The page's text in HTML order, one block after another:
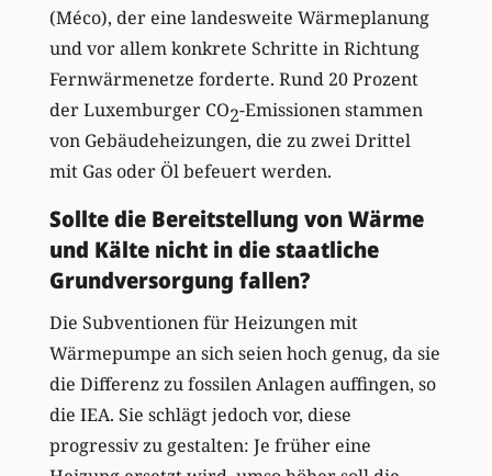
(Méco), der eine landesweite Wärmeplanung
und vor allem konkrete Schritte in Richtung
Fernwärmenetze forderte. Rund 20 Prozent
der Luxemburger CO2-Emissionen stammen
von Gebäudeheizungen, die zu zwei Drittel
mit Gas oder Öl befeuert werden.
Sollte die Bereitstellung von Wärme
und Kälte nicht in die staatliche
Grundversorgung fallen?
Die Subventionen für Heizungen mit
Wärmepumpe an sich seien hoch genug, da sie
die Differenz zu fossilen Anlagen auffingen, so
die IEA. Sie schlägt jedoch vor, diese
progressiv zu gestalten: Je früher eine